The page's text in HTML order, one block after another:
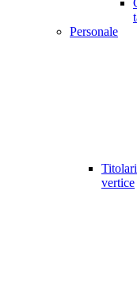
Personale
vertice